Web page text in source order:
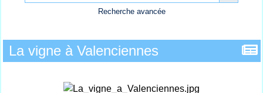
Recherche avancée
La vigne à Valenciennes